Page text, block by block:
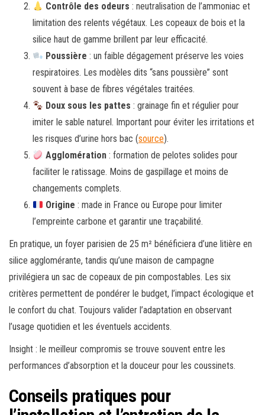
Contrôle des odeurs : neutralisation de l’ammoniac et
limitation des relents végétaux. Les copeaux de bois et la
silice haut de gamme brillent par leur efficacité.
Poussière : un faible dégagement préserve les voies
respiratoires. Les modèles dits “sans poussière” sont
souvent à base de fibres végétales traitées.
Doux sous les pattes : grainage fin et régulier pour
imiter le sable naturel. Important pour éviter les irritations et
les risques d’urine hors bac (source).
Agglomération : formation de pelotes solides pour
faciliter le ratissage. Moins de gaspillage et moins de
changements complets.
Origine : made in France ou Europe pour limiter
l’empreinte carbone et garantir une traçabilité.
En pratique, un foyer parisien de 25 m² bénéficiera d’une litière en
silice agglomérante, tandis qu’une maison de campagne
privilégiera un sac de copeaux de pin compostables. Les six
critères permettent de pondérer le budget, l’impact écologique et
le confort du chat. Toujours valider l’adaptation en observant
l’usage quotidien et les éventuels accidents.
Insight : le meilleur compromis se trouve souvent entre les
performances d’absorption et la douceur pour les coussinets.
Conseils pratiques pour